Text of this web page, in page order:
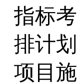
指标
排计
项目